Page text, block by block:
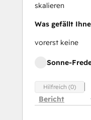
skalieren
Was gefällt
vorerst keine
Sonne-
Hilfreich (0)
Bericht